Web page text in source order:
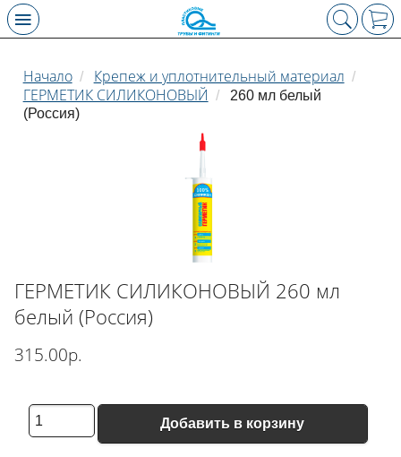
Начало / Крепеж и уплотнительный материал /
ГЕРМЕТИК СИЛИКОНОВЫЙ /
260 мл белый
(Россия)
ГЕРМЕТИК СИЛИКОНОВЫЙ 260 мл
белый (Россия)
315.00р.
Добавить в корзину